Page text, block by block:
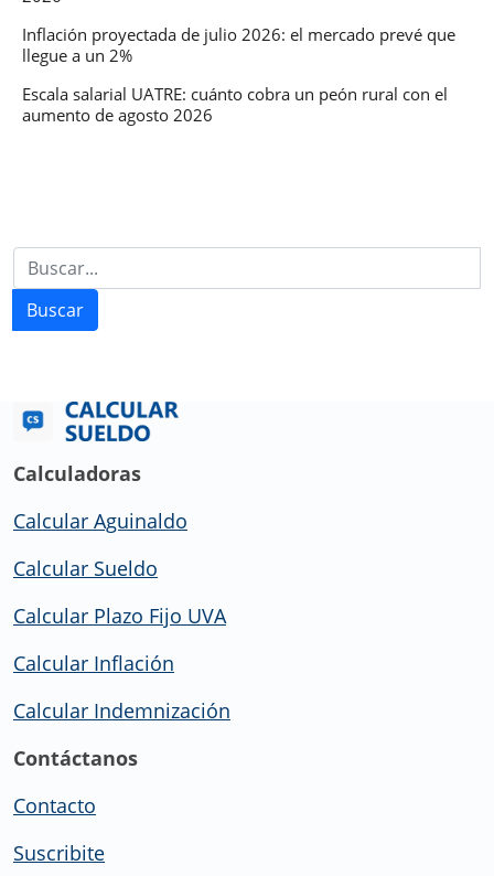
Inflación proyectada de julio 2026: el mercado prevé que
llegue a un 2%
Escala salarial UATRE: cuánto cobra un peón rural con el
aumento de agosto 2026
Buscar
Calculadoras
Calcular Aguinaldo
Calcular Sueldo
Calcular Plazo Fijo UVA
Calcular Inflación
Calcular Indemnización
Contáctanos
Contacto
Suscribite